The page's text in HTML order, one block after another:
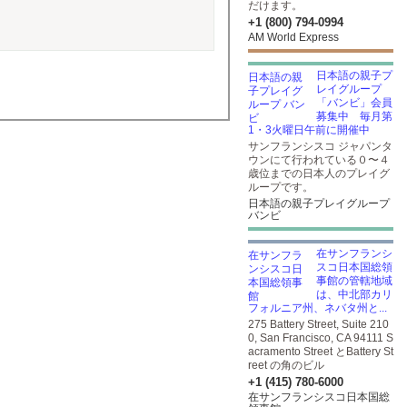
だけます。
+1 (800) 794-0994
AM World Express
日本語の親子プ
レイグループ
「バンビ」会員
募集中 毎月第
1・3火曜日午前に開催中
サンフランシスコ ジャパンタ
ウンにて行われている０〜４
歳位までの日本人のプレイグ
ループです。
日本語の親子プレイグループ
バンビ
在サンフランシ
スコ日本国総領
事館の管轄地域
は、中北部カリ
フォルニア州、ネバタ州と...
275 Battery Street, Suite 210
0, San Francisco, CA 94111 S
acramento Street とBattery St
reet の角のビル
+1 (415) 780-6000
在サンフランシスコ日本国総